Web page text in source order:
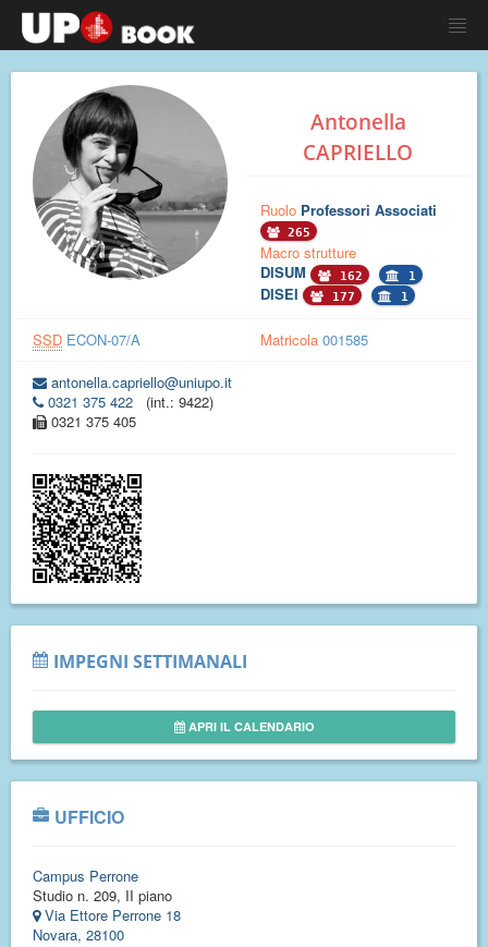
Antonella
CAPRIELLO
Ruolo Professori Associati
265
Macro strutture
DISUM
162 1
DISEI 177 1
SSD ECON-07/A Matricola 001585
antonella.capriello@uniupo.it
0321 375 422
(int.: 9422)
0321 375 405
IMPEGNI SETTIMANALI
APRI IL CALENDARIO
UFFICIO
Campus Perrone
Studio n. 209, II piano
Via Ettore Perrone 18
Novara, 28100